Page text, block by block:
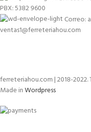
PBX: 5382 9600
Correo:
ventas1@ferreteriahou.com
ferreteriahou.com | 2018-
Made inWordpress